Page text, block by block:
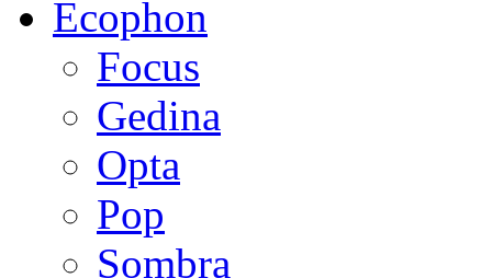
Ecophon
Focus
Gedina
Opta
Pop
Sombra